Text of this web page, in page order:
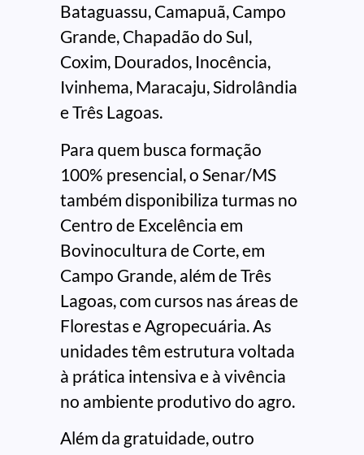
Bataguassu, Camapuã, Campo
Grande, Chapadão do Sul,
Coxim, Dourados, Inocência,
Ivinhema, Maracaju, Sidrolândia
e Três Lagoas.
Para quem busca formação
100% presencial, o Senar/MS
também disponibiliza turmas no
Centro de Excelência em
Bovinocultura de Corte, em
Campo Grande, além de Três
Lagoas, com cursos nas áreas de
Florestas e Agropecuária. As
unidades têm estrutura voltada
à prática intensiva e à vivência
no ambiente produtivo do agro.
Além da gratuidade, outro